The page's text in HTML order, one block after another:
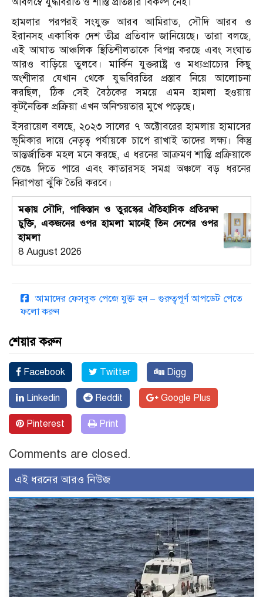
হামলার পরপরই সংযুক্ত আরব আমিরাত, সৌদি আরব ও
ইরানসহ একাধিক দেশ তীব্র প্রতিবাদ জানিয়েছে। তারা বলছে,
এই আঘাত আঞ্চলিক স্থিতিশীলতাকে বিপন্ন করছে এবং সংঘাত
আরও বাড়িয়ে তুলবে। মার্কিন যুক্তরাষ্ট্র ও মধ্যপ্রাচ্যের কিছু
অংশীদার যেখান থেকে যুদ্ধবিরতির প্রস্তাব নিয়ে আলোচনা
করছিল, ঠিক সেই বৈঠকের সময়ে এমন হামলা হওয়ায়
কূটনৈতিক প্রক্রিয়া এখন অনিশ্চয়তার মুখে পড়েছে।
ইসরায়েল বলছে, ২০২৩ সালের ৭ অক্টোবরের হামলায় হামাসের
ভূমিকার দায়ে নেতৃত্ব পর্যায়কে চাপে রাখাই তাদের লক্ষ্য। কিন্তু
আন্তর্জাতিক মহল মনে করছে, এ ধরনের আক্রমণ শান্তি প্রক্রিয়াকে
ভেঙে দিতে পারে এবং কাতারসহ সমগ্র অঞ্চলে বড় ধরনের
নিরাপত্তা ঝুঁকি তৈরি করবে।
মক্কায় সৌদি, পাকিস্তান ও তুরস্কের ঐতিহাসিক প্রতিরক্ষা
চুক্তি, একজনের ওপর হামলা মানেই তিন দেশের ওপর
হামলা
8 August 2026
আমাদের ফেসবুক পেজে যুক্ত হন – গুরুত্বপূর্ণ আপডেট পেতে
ফলো করুন
শেয়ার করুন
Facebook Twitter Digg
Linkedin Reddit Google Plus
Pinterest Print
Comments are closed.
এই ধরনের আরও নিউজ